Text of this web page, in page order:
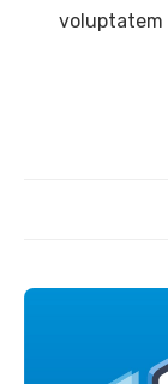
voluptatem